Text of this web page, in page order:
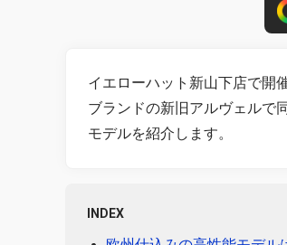
イエローハット新山下店で開
ブランドの新旧アルヴェルで
モデルを紹介します。
INDEX